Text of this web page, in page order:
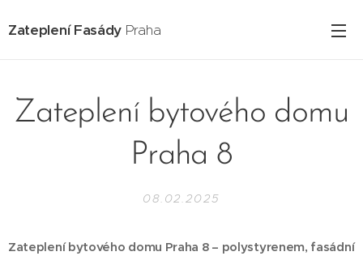
Zateplení Fasády Praha
Zateplení bytového domu
Praha 8
08.02.2025
Zateplení bytového domu Praha 8 – polystyrenem, fasádní